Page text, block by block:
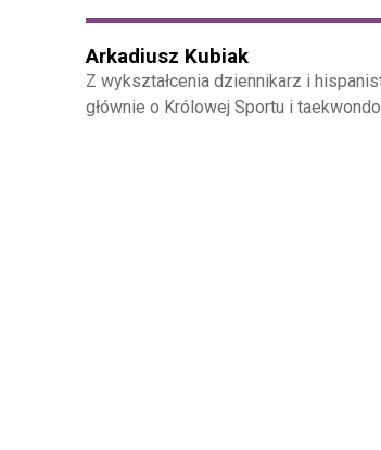
Arkadiusz Kubiak
Z wykształcenia dziennikarz i
głównie o Królowej Sportu i